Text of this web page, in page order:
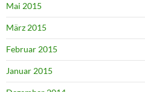
Mai 2015
März 2015
Februar 2015
Januar 2015